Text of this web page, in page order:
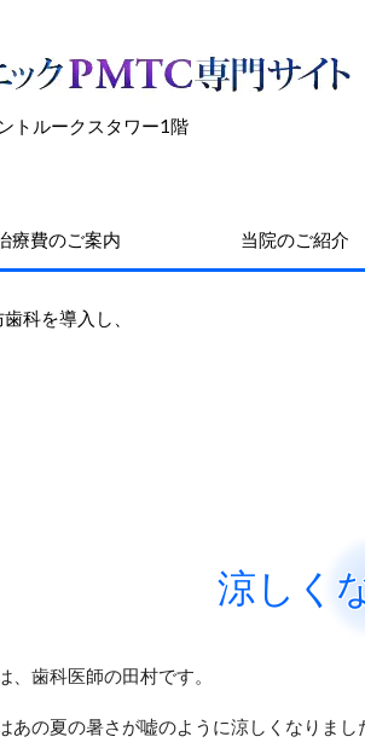
ルークスタワー1階
療費のご案内 当院のご紹介
科を導入し、
涼しく
、歯科医師の田村です。
あの夏の暑さが嘘のように涼しくなりまし